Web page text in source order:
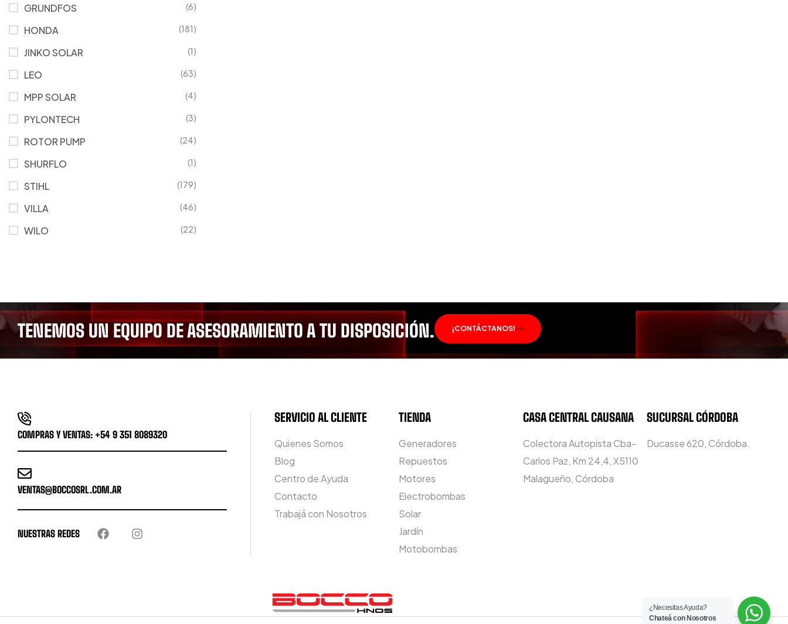
GRUNDFOS (6)
HONDA (181)
JINKO SOLAR (1)
LEO (63)
MPP SOLAR (4)
PYLONTECH (3)
ROTOR PUMP (24)
SHURFLO (1)
STIHL (179)
VILLA (46)
WILO (22)
TENEMOS UN EQUIPO DE ASESORAMIENTO A TU DISPOSICIÓN. ¡CONTÁCTANOS!
COMPRAS Y VENTAS: +54 9 351 8089320
VENTAS@BOCCOSRL.COM.AR
NUESTRAS REDES
SERVICIO AL CLIENTE
Quienes Somos
Blog
Centro de Ayuda
Contacto
Trabajá con Nosotros
TIENDA
Generadores
Repuestos
Motores
Electrobombas
Solar
Jardín
Motobombas
CASA CENTRAL CAUSANA
Colectora Autopista Cba-
Carlos Paz, Km 24,4, X5110
Malagueño, Córdoba
SUCURSAL CÓRDOBA
Ducasse 620, Córdoba.
¿Necesitas Ayuda?
Chateá con Nosotros